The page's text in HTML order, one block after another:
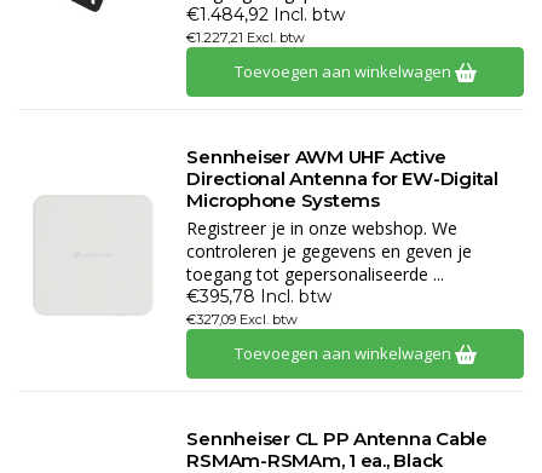
€1.484,92 Incl. btw
€1.227,21 Excl. btw
Toevoegen aan winkelwagen
Sennheiser AWM UHF Active
Directional Antenna for EW-Digital
Microphone Systems
Registreer je in onze webshop. We
controleren je gegevens en geven je
toegang tot gepersonaliseerde ...
€395,78 Incl. btw
€327,09 Excl. btw
Toevoegen aan winkelwagen
Sennheiser CL PP Antenna Cable
RSMAm-RSMAm, 1 ea., Black